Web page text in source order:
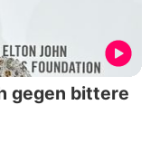
gegen bittere